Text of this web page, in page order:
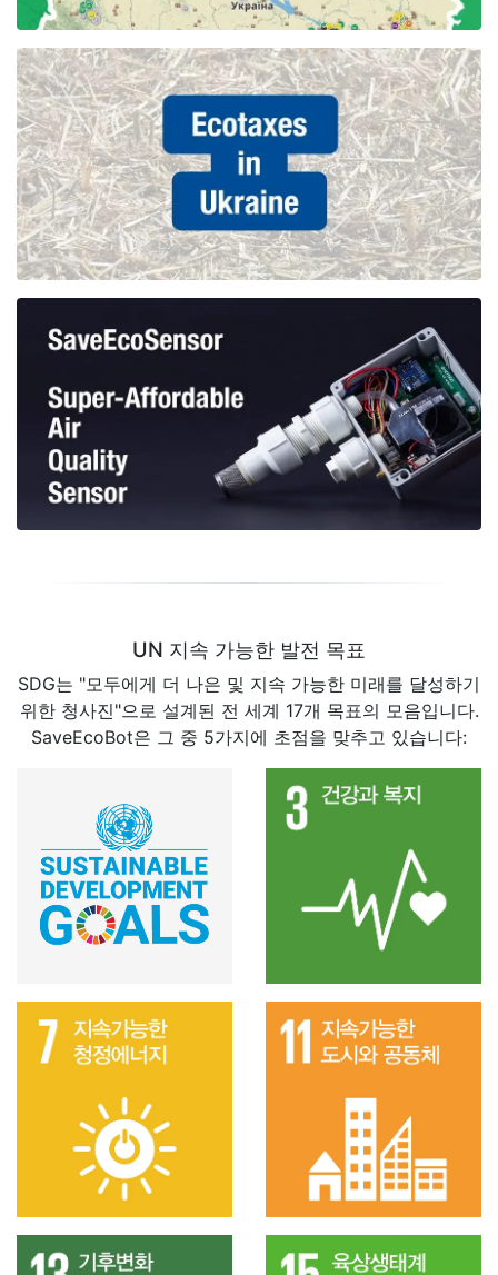
UN 지속 가능한 발전 목표
SDG는 "모두에게 더 나은 및 지속 가능한 미래를 달성하기
위한 청사진"으로 설계된 전 세계 17개 목표의 모음입니다.
SaveEcoBot은 그 중 5가지에 초점을 맞추고 있습니다: